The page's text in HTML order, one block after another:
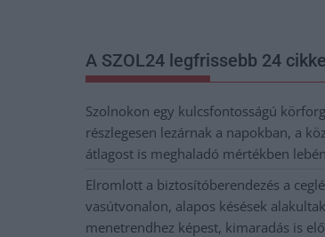
A SZOL24 legfrissebb 24 cikke
Szolnokon egy kulcsfontosságú
részlegesen lezárnak a napokban, a
átlagost is meghaladó mértékben
Elromlott a biztosítóberendezés a
vasútvonalon, alapos késések
menetrendhez képest, kimaradás is